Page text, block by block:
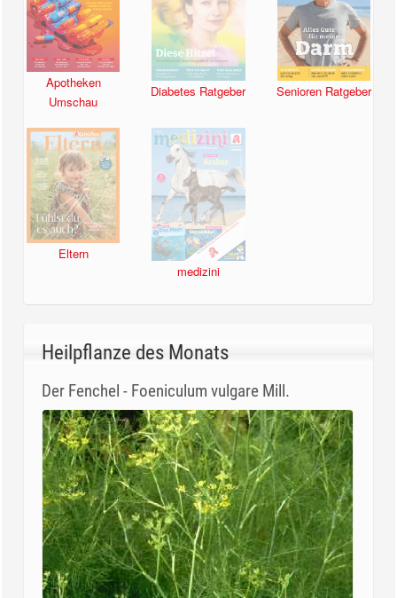
Apotheken
Umschau
Diabetes Ratgeber Senioren Ratgeber
Eltern
medizini
Heilpflanze des Monats
Der Fenchel - Foeniculum vulgare Mill.